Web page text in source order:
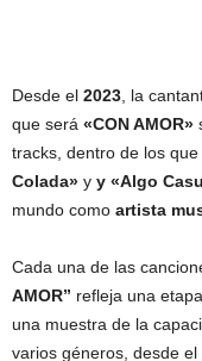
Desde el 2023, la
que será «CON AMOR»
tracks, dentro de los que
Colada» y y «Algo
mundo como artista
Cada una de las
AMOR” refleja una
una muestra de la
varios géneros, desde el